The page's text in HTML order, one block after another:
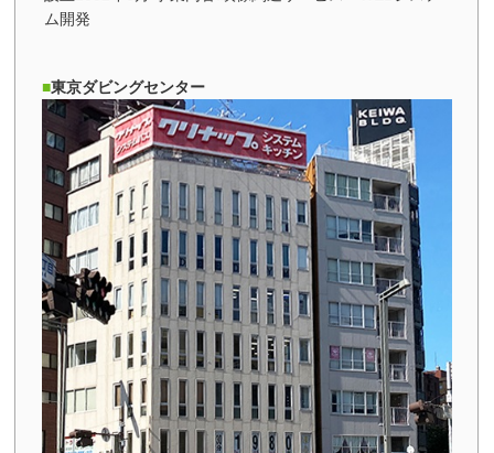
ム開発
東京ダビングセンター